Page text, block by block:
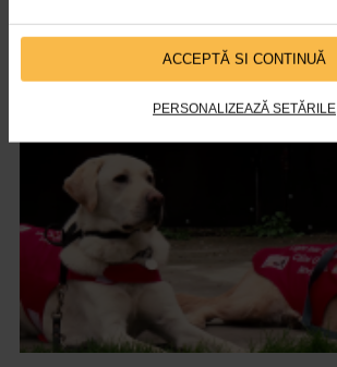
ACCEPTĂ SI CONTINUĂ
PERSONALIZEAZĂ SETĂRILE
Catena, mereu aproape de tine